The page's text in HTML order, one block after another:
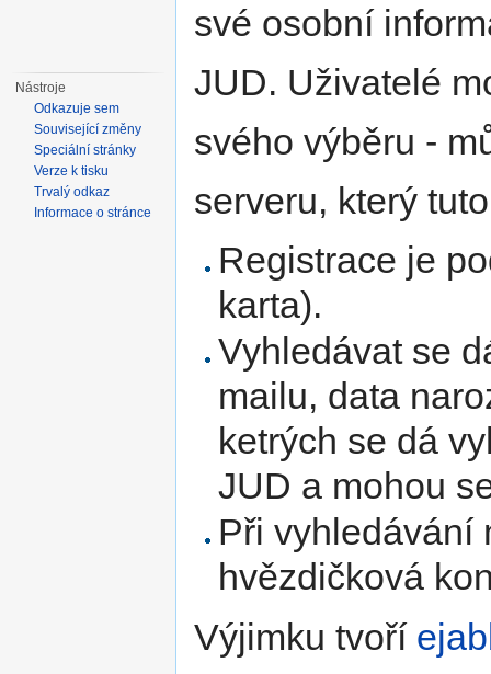
své osobní
JUD. Uživatelé
svého výběru -
serveru, který
Registrace je
karta).
Vyhledávat se
mailu, data
ketrých se dá
JUD a mohou
Při vyhledávání
hvězdičková
Výjimku tvoří
Nástroje
Odkazuje sem
Související změny
Speciální stránky
Verze k tisku
Trvalý odkaz
Informace o stránce